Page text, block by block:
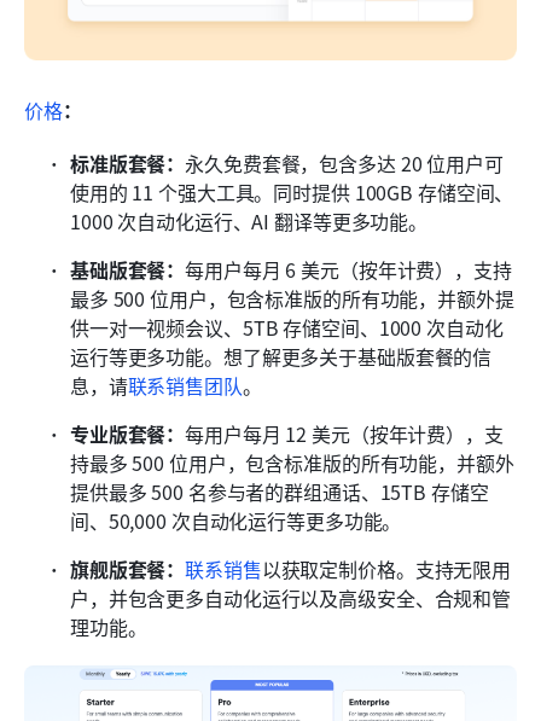
价格：
标准版套餐： 永久免费套餐，包含多达 20 位用户可
使用的 11 个强大工具。同时提供 100GB 存储空间、
1000 次自动化运行、AI 翻译等更多功能。
基础版套餐：每用户每月 6 美元（按年计费），支持
最多 500 位用户，包含标准版的所有功能，并额外提
供一对一视频会议、5TB 存储空间、1000 次自动化
运行等更多功能。想了解更多关于基础版套餐的信
息，请联系销售团队。
专业版套餐：每用户每月 12 美元（按年计费），支
持最多 500 位用户，包含标准版的所有功能，并额外
提供最多 500 名参与者的群组通话、15TB 存储空
间、50,000 次自动化运行等更多功能。
旗舰版套餐：联系销售以获取定制价格。支持无限用
户，并包含更多自动化运行以及高级安全、合规和管
理功能。